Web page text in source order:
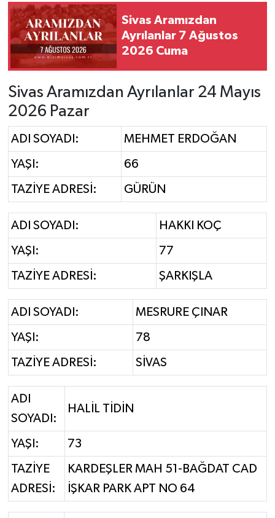
Sivas Aramızdan
Ayrılanlar 7 Ağustos
2026 Cuma
Sivas Aramızdan Ayrılanlar 24 Mayıs
2026 Pazar
ADI SOYADI: MEHMET ERDOĞAN
YAŞI: 66
TAZİYE ADRESİ: GÜRÜN
ADI SOYADI: HAKKI KOÇ
YAŞI: 77
TAZİYE ADRESİ: ŞARKIŞLA
ADI SOYADI: MESRURE ÇINAR
YAŞI: 78
TAZİYE ADRESİ: SİVAS
ADI
SOYADI:
HALİL TİDİN
YAŞI: 73
TAZİYE
ADRESİ:
KARDEŞLER MAH 51-BAĞDAT CAD
İŞKAR PARK APT NO 64
YAŞAM